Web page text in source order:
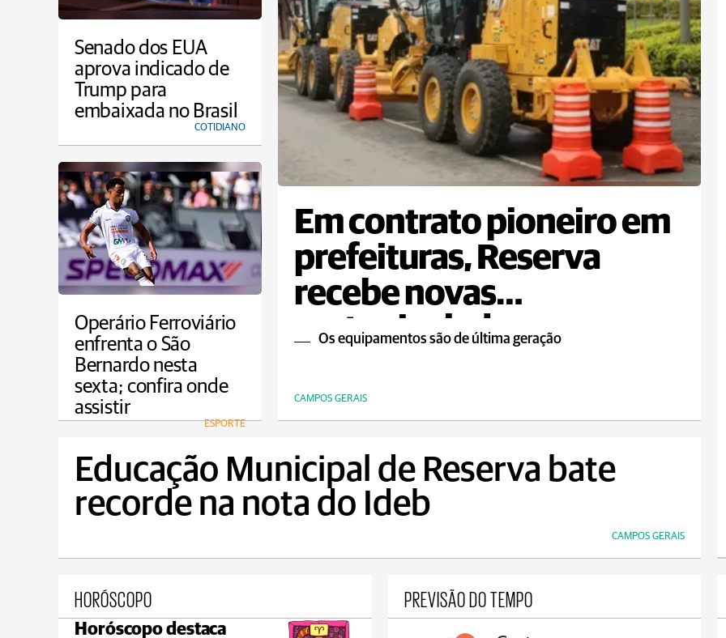
Senado dos EUA
aprova indicado de
Trump para
embaixada no Brasil
COTIDIANO
Em contrato pioneiro em
prefeituras, Reserva
recebe novas
motoniveladoras
Os equipamentos são de última geração
CAMPOS GERAIS
Operário Ferroviário
enfrenta o São
Bernardo nesta
sexta; confira onde
assistir
ESPORTE
Educação Municipal de Reserva bate
recorde na nota do Ideb
CAMPOS GERAIS
HORÓSCOPO
Horóscopo destaca
PREVISÃO DO TEMPO